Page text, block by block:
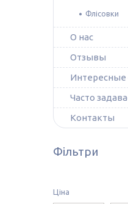
Флісовки
О нас
Отзывы
Интересные
Часто
Контакты
Фільтри
Ціна